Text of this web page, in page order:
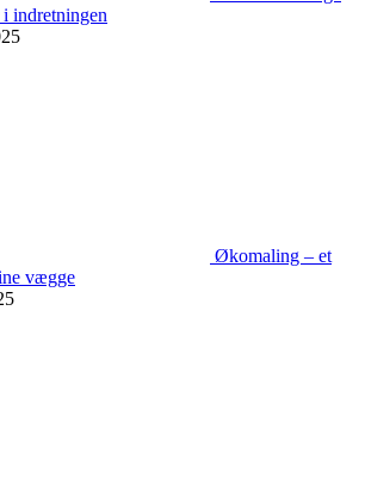
i indretningen
Økomaling – et
vægge